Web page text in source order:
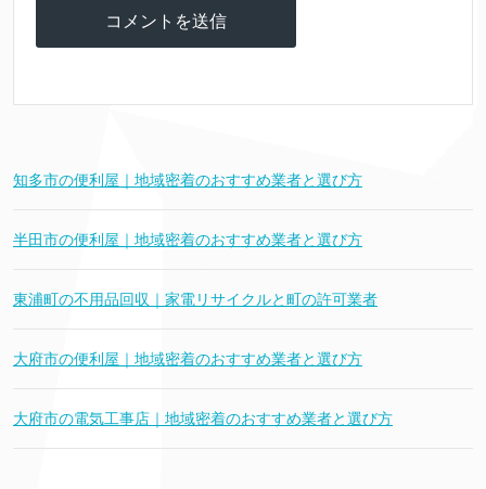
知多市の便利屋｜地域密着のおすすめ業者と選び方
半田市の便利屋｜地域密着のおすすめ業者と選び方
東浦町の不用品回収｜家電リサイクルと町の許可業者
大府市の便利屋｜地域密着のおすすめ業者と選び方
大府市の電気工事店｜地域密着のおすすめ業者と選び方